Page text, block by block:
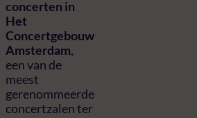
concerten in
Het
Concertgebouw
Amsterdam,
een van de
meest
gerenommeerde
concertzalen ter